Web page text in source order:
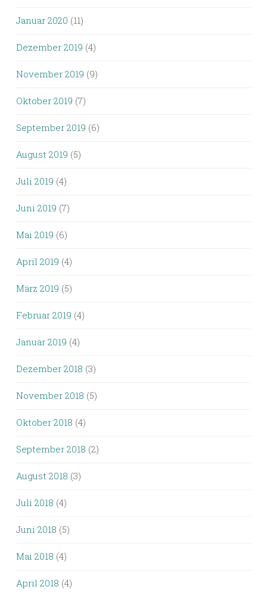
Januar 2020 (11)
Dezember 2019 (4)
November 2019 (9)
Oktober 2019 (7)
September 2019 (6)
August 2019 (5)
Juli 2019 (4)
Juni 2019 (7)
Mai 2019 (6)
April 2019 (4)
März 2019 (5)
Februar 2019 (4)
Januar 2019 (4)
Dezember 2018 (3)
November 2018 (5)
Oktober 2018 (4)
September 2018 (2)
August 2018 (3)
Juli 2018 (4)
Juni 2018 (5)
Mai 2018 (4)
April 2018 (4)